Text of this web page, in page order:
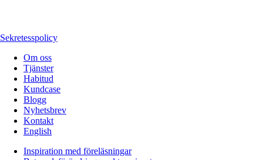
Sekretesspolicy
Om oss
Tjänster
Habitud
Kundcase
Blogg
Nyhetsbrev
Kontakt
English
Inspiration med föreläsningar